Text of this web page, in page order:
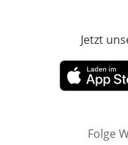
Jetzt
Öffnet in
Folge